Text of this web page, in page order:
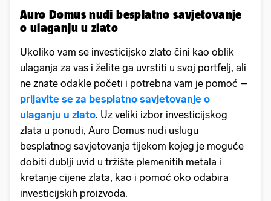
Auro Domus nudi besplatno savjetovanje
o ulaganju u zlato
Ukoliko vam se investicijsko zlato čini kao oblik
ulaganja za vas i želite ga uvrstiti u svoj portfelj, ali
ne znate odakle početi i potrebna vam je pomoć –
prijavite se za besplatno savjetovanje o
ulaganju u zlato. Uz veliki izbor investicijskog
zlata u ponudi, Auro Domus nudi uslugu
besplatnog savjetovanja tijekom kojeg je moguće
dobiti dublji uvid u tržište plemenitih metala i
kretanje cijene zlata, kao i pomoć oko odabira
investicijskih proizvoda.